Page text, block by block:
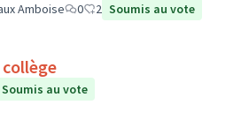
Amboise 0 2 Soumis au vote
collège
Soumis au vote